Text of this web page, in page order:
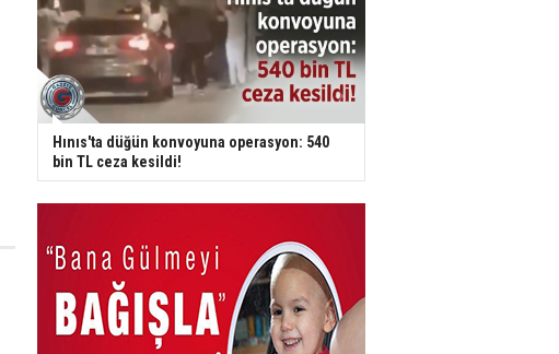
Hınıs'ta düğün konvoyuna operasyon: 540
bin TL ceza kesildi!